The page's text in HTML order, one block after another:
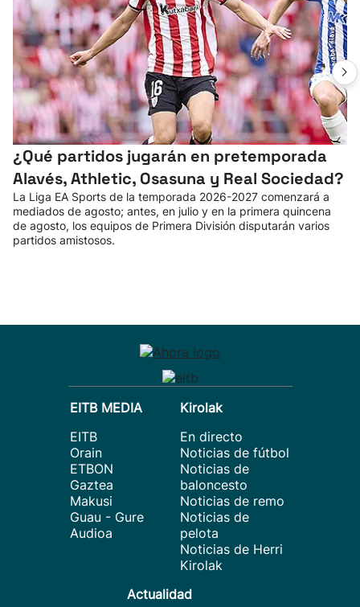
¿Qué partidos jugarán en pretemporada
Alavés, Athletic, Osasuna y Real Sociedad?
La Liga EA Sports de la temporada 2026-2027 comenzará a
mediados de agosto; antes, en julio y en la primera quincena
de agosto, los equipos de Primera División disputarán varios
partidos amistosos.
EITB MEDIA
EITB
Orain
ETBON
Gaztea
Makusi
Guau - Gure
Audioa
Kirolak
En directo
Noticias de fútbol
Noticias de
baloncesto
Noticias de remo
Noticias de
pelota
Noticias de Herri
Kirolak
Actualidad